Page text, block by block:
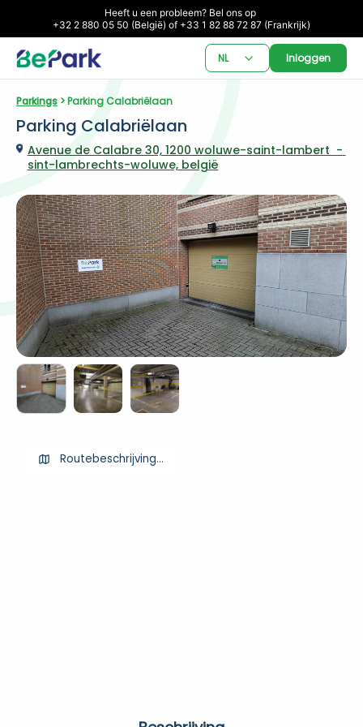
Heeft u een probleem? Bel ons op
+32 2 880 05 50 (België) of +33 1 82 88 72 87 (Frankrijk)
NL Inloggen
Parkings > Parking Calabriëlaan
Parking Calabriëlaan
Avenue de Calabre 30, 1200 woluwe-saint-lambert  -
sint-lambrechts-woluwe, belgië
Routebeschrijving ophalen